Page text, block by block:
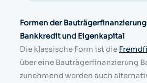
Formen der
Bankkredit und Eigenkapital
Die klassische Form ist die
über eine Bauträgerfinanzierung
zunehmend werden auch